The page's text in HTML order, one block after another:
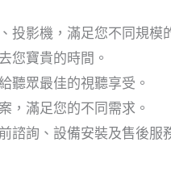
投影機，滿足您不同規模
您寶貴的時間。
聽眾最佳的視聽享受。
，滿足您的不同需求。
諮詢、設備安裝及售後服